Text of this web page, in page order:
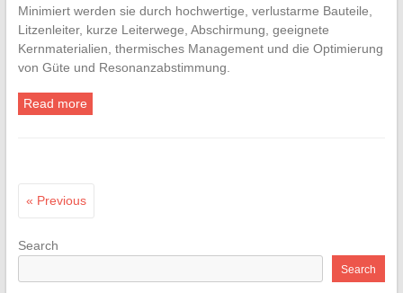
Minimiert werden sie durch hochwertige, verlustarme Bauteile,
Litzenleiter, kurze Leiterwege, Abschirmung, geeignete
Kernmaterialien, thermisches Management und die Optimierung
von Güte und Resonanzabstimmung.
Read more
« Previous
Search
Search